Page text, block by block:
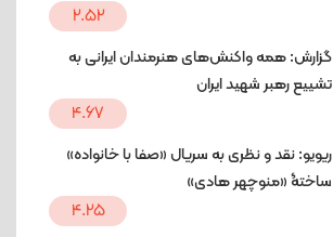
2.52
گزارش: همه واکنش‌های هنرمندان ایرانی به
تشییع رهبر شهید ایران
4.67
ریویو: نقد و نظری به سریال «صفا با خانواده»
ساختۀ «منوچهر هادی»
4.25